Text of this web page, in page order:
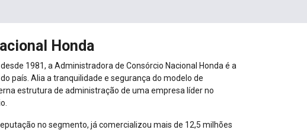
Honda
1981, a Administradora de Consórcio Nacional Honda é a
país. Alia a tranquilidade e segurança do modelo de
estrutura de administração de uma empresa líder no
no segmento, já comercializou mais de 12,5 milhões